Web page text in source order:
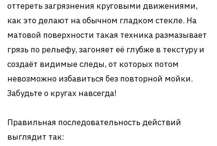
оттереть загрязнения круговыми движениями,
как это делают на обычном гладком стекле. На
матовой поверхности такая техника размазывает
грязь по рельефу, загоняет её глубже в текстуру и
создаёт видимые следы, от которых потом
невозможно избавиться без повторной мойки.
Забудьте о кругах навсегда!
Правильная последовательность действий
выглядит так: